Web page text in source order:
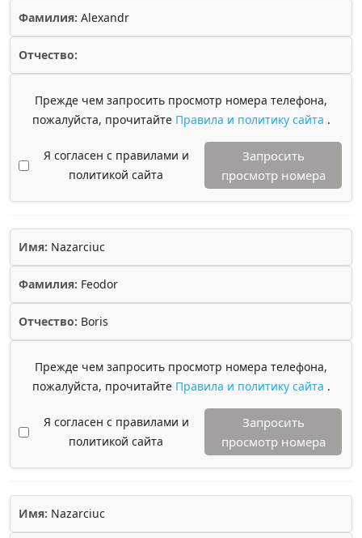
Фамилия: Alexandr
Отчество:
Прежде чем запросить просмотр номера телефона,
пожалуйста, прочитайте Правила и политику сайта .
Я согласен с правилами и
политикой сайта
Запросить
просмотр номера
Имя: Nazarciuc
Фамилия: Feodor
Отчество: Boris
Прежде чем запросить просмотр номера телефона,
пожалуйста, прочитайте Правила и политику сайта .
Я согласен с правилами и
политикой сайта
Запросить
просмотр номера
Имя: Nazarciuc